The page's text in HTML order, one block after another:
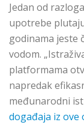
Jedan od
upotrebe
godinama jeste
vodom.
platformama
napredak
međunarodni
događaja iz